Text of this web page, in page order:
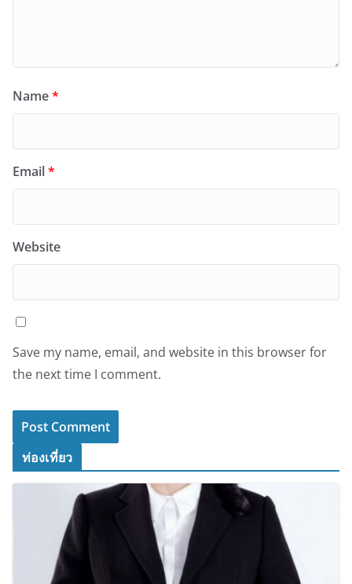
Name*
Email*
Website
Save my name, email, and website in this browser for
the next time I comment.
ท่องเที่ยว